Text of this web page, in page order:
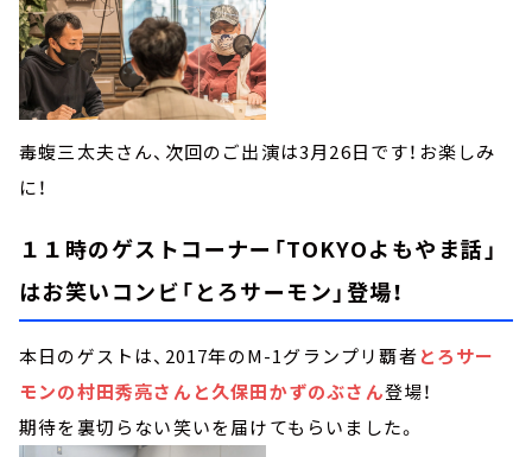
毒蝮三太夫さん、次回のご出演は3月26日です！お楽しみ
に！
１１時のゲストコーナー「TOKYOよもやま話」
はお笑いコンビ「とろサーモン」登場！
本日のゲストは、2017年のM-1グランプリ覇者とろサー
モンの村田秀亮さんと久保田かずのぶさん登場！
期待を裏切らない笑いを届けてもらいました。